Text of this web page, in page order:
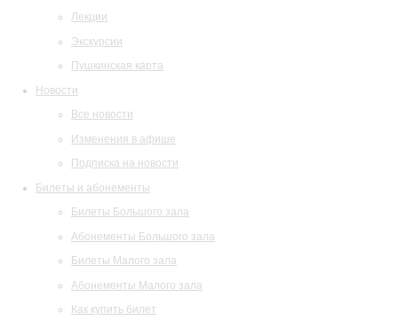
Лекции
Экскурсии
Пушкинская карта
Новости
Все новости
Изменения в афише
Подписка на новости
Билеты и абонементы
Билеты Большого зала
Абонементы Большого зала
Билеты Малого зала
Абонементы Малого зала
Как купить билет